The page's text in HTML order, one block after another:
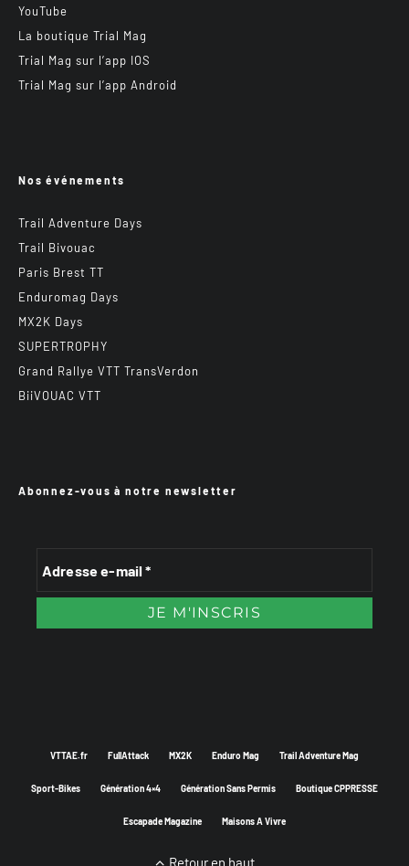
YouTube
La boutique Trial Mag
Trial Mag sur l’app IOS
Trial Mag sur l’app Android
Nos événements
Trail Adventure Days
Trail Bivouac
Paris Brest TT
Enduromag Days
MX2K Days
SUPERTROPHY
Grand Rallye VTT TransVerdon
BiiVOUAC VTT
Abonnez-vous à notre newsletter
VTTAE.fr FullAttack MX2K Enduro Mag Trail Adventure Mag
Sport-Bikes Génération 4×4 Génération Sans Permis Boutique CPPRESSE
Escapade Magazine Maisons A Vivre
Retour en haut